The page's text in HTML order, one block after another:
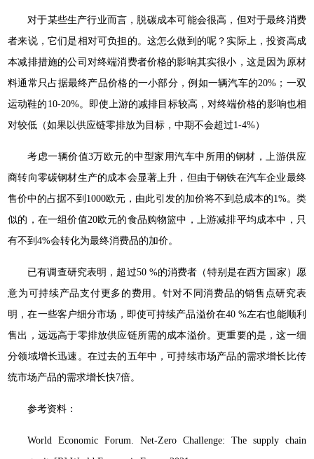
对于某些生产行业而言，脱碳成本可能会很高，但对于最终消费
者来说，它们是相对可负担的。这怎么做到的呢？实际上，投资高成
本减排措施的公司对终端消费者价格的影响其实很小，这是因为原材
料通常只占据最终产品价格的一小部分，例如一辆汽车的20%；一双
运动鞋的10-20%。即使上游的减排目标较高，对终端价格的影响也相
对较低（如果以供应链零排放为目标，中期不会超过1-4%）
考虑一辆价值3万欧元的中型家用汽车中所用的钢材，上游供应
商转向零碳钢材生产的成本会显著上升，但由于钢铁在汽车企业最终
售价中的占据不到1000欧元，由此引发的加价将不到总成本的1%。类
似的，在一组价值20欧元的食品购物篮中，上游减排平均成本中，只
有不到4%会转化为最终消费品的加价。
已有调查研究表明，超过50 %的消费者（特别是在西方国家）愿
意为可持续产品支付更多的费用。针对不同消费品的销售点研究表
明，在一些客户细分市场，即使可持续产品溢价在40 %左右也能顺利
售出，远远高于零排放供应链所需的成本溢价。更重要的是，这一细
分领域增长迅速。在过去的五年中，可持续市场产品的需求增长比传
统市场产品的需求增长快7倍。
参考资料：
World Economic Forum. Net-Zero Challenge: The supply chain